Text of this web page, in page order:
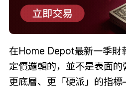
在Home Depot最新一季財
定價邏輯的，並不是表面
更底層、更「硬派」的指